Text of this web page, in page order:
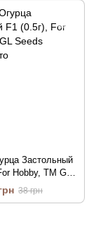
Застольный
Hobby, TM GL
Seeds
38 грн